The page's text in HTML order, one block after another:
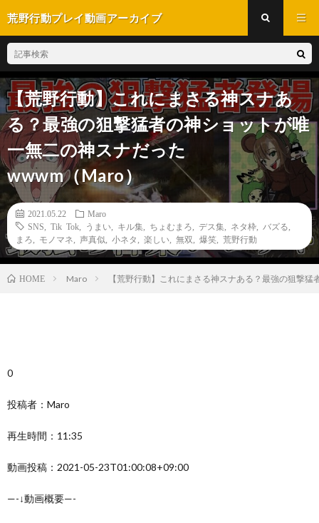
荒野行動プレイ動画アーカイブ
【荒野行動】これにまさる神スナあ
る？最強の狙撃猛者の神ショットが唯
一無二の神スナだった
wwwm（Maro）
2021.05.22
Maro
SNS
Tik Tok うまい キル集 ちょむまろ デス集 ネタ枠 バズる
まろ
モノマネ 声真似 小ネタ 楽しい 無双 爆笑 荒野行動
HOME Maro 【荒野行動】これにまさる神スナある？最強の狙撃
0
投稿者：Maro
再生時間：11:35
動画投稿：2021-05-23T01:00:08+09:00
—-↓動画概要—-